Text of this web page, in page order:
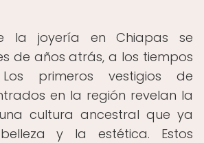
la joyería en Chiapas se
de años atrás, a los tiempos
Los primeros vestigios de
en la región revelan la
cultura ancestral que ya
y la estética. Estos